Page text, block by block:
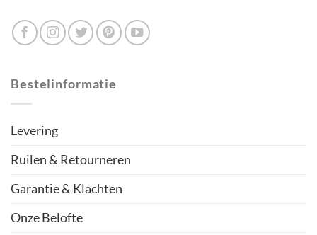
Bestelinformatie
Levering
Ruilen & Retourneren
Garantie & Klachten
Onze Belofte